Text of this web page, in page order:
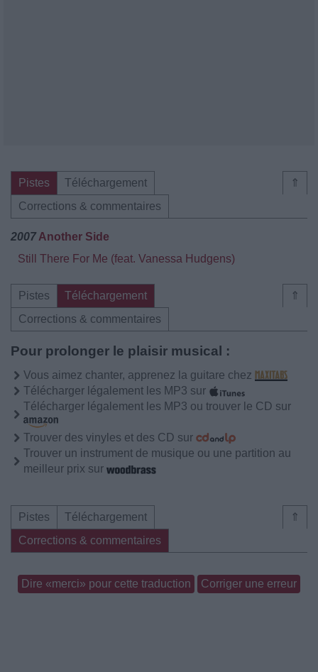
⇑
Pistes
Téléchargement
Corrections & commentaires
2007 Another Side
Still There For Me (feat. Vanessa Hudgens)
⇑
Pistes
Téléchargement
Corrections & commentaires
Pour prolonger le plaisir musical :
Vous aimez chanter, apprenez la guitare chez
Télécharger légalement les MP3 sur
Télécharger légalement les MP3 ou trouver le CD sur
Trouver des vinyles et des CD sur
Trouver un instrument de musique ou une partition au
meilleur prix sur
⇑
Pistes
Téléchargement
Corrections & commentaires
Dire «merci» pour cette traduction Corriger une erreur